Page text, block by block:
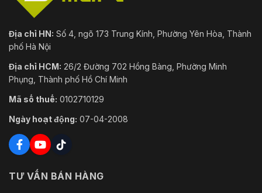
Địa chỉ HN: Số 4, ngõ 173 Trung Kính, Phường Yên Hòa, Thành
phố Hà Nội
Địa chỉ HCM: 26/2 Đường 702 Hồng Bàng, Phường Minh
Phụng, Thành phố Hồ Chí Minh
Mã số thuế: 0102710129
Ngày hoạt động: 07-04-2008
TƯ VẤN BÁN HÀNG